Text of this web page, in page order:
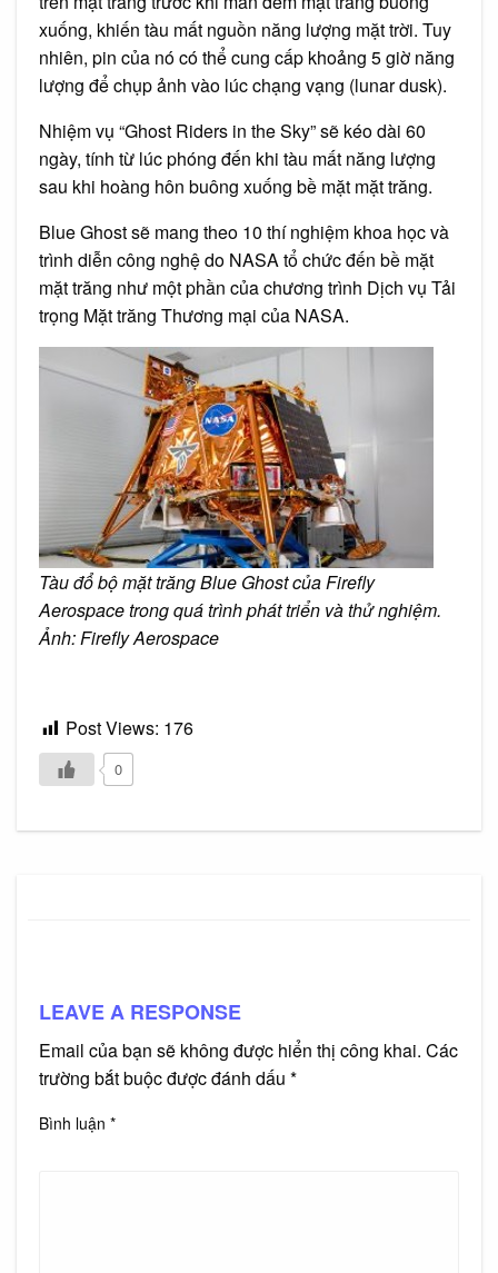
xuống, khiến tàu mất nguồn năng lượng mặt trời. Tuy
nhiên, pin của nó có thể cung cấp khoảng 5 giờ năng
lượng để chụp ảnh vào lúc chạng vạng (lunar dusk).
Nhiệm vụ “Ghost Riders in the Sky” sẽ kéo dài 60
ngày, tính từ lúc phóng đến khi tàu mất năng lượng
sau khi hoàng hôn buông xuống bề mặt mặt trăng.
Blue Ghost sẽ mang theo 10 thí nghiệm khoa học và
trình diễn công nghệ do NASA tổ chức đến bề mặt
mặt trăng như một phần của chương trình Dịch vụ Tải
trọng Mặt trăng Thương mại của NASA.
Tàu đổ bộ mặt trăng Blue Ghost của Firefly
Aerospace trong quá trình phát triển và thử nghiệm.
Ảnh: Firefly Aerospace
Post Views: 176
0
LEAVE A RESPONSE
Email của bạn sẽ không được hiển thị công khai. Các
trường bắt buộc được đánh dấu *
Bình luận *